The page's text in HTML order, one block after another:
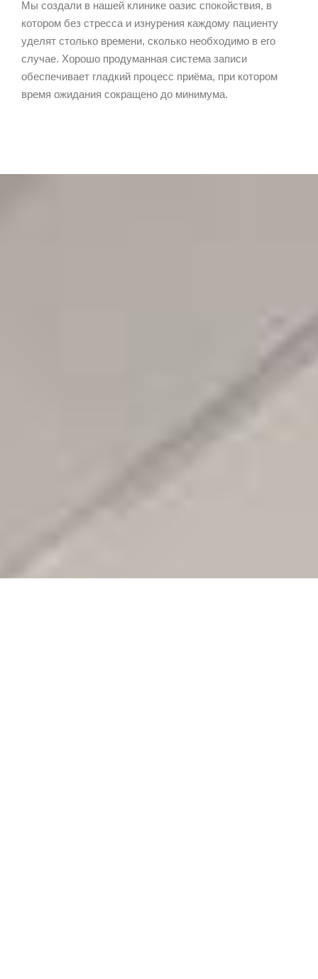
Мы создали в нашей клинике оазис спокойствия, в
котором без стресса и изнурения каждому пациенту
уделят столько времени, сколько необходимо в его
случае. Хорошо продуманная система записи
обеспечивает гладкий процесс приёма, при котором
время ожидания сокращено до минимума.